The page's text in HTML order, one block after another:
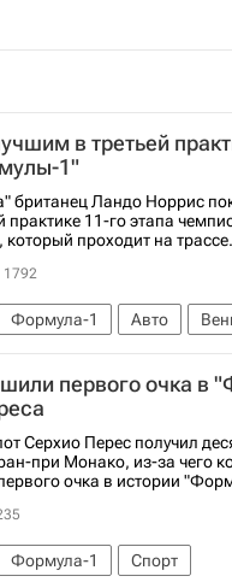
в третьей
1"
британец Ландо Норрис
практике 11-го этапа
проходит на
1792
Формула-1 Авто
Макларен
первого очка в
Серхио Перес получил
при Монако, из-за чего
очка в истории
Формула-1 Спорт